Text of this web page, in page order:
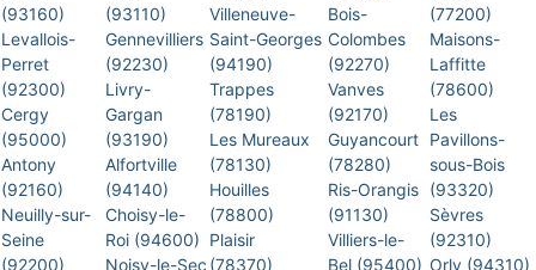
(93160)
Levallois-
Perret
(92300)
Cergy
(95000)
Antony
(92160)
Neuilly-sur-
Seine
(92200)
(93110)
Gennevilliers
(92230)
Livry-
Gargan
(93190)
Alfortville
(94140)
Choisy-le-
Roi (94600)
Noisy-le-Sec
Villeneuve-
Saint-Georges
(94190)
Trappes
(78190)
Les Mureaux
(78130)
Houilles
(78800)
Plaisir
(78370)
Bois-
Colombes
(92270)
Vanves
(92170)
Guyancourt
(78280)
Ris-Orangis
(91130)
Villiers-le-
Bel (95400)
(77200)
Maisons-
Laffitte
(78600)
Les
Pavillons-
sous-Bois
(93320)
Sèvres
(92310)
Orly (94310)